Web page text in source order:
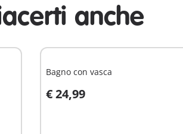
anche
Bagno con vasca
€ 24,99
Aggiungi al carrello